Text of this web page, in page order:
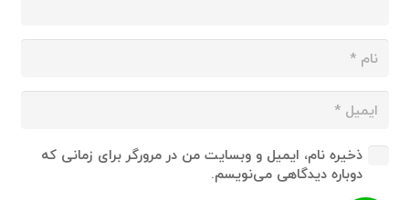
ذخیره نام، ایمیل و وبسایت من در مرورگر برای زمانی که
دوباره دیدگاهی می‌نویسم.